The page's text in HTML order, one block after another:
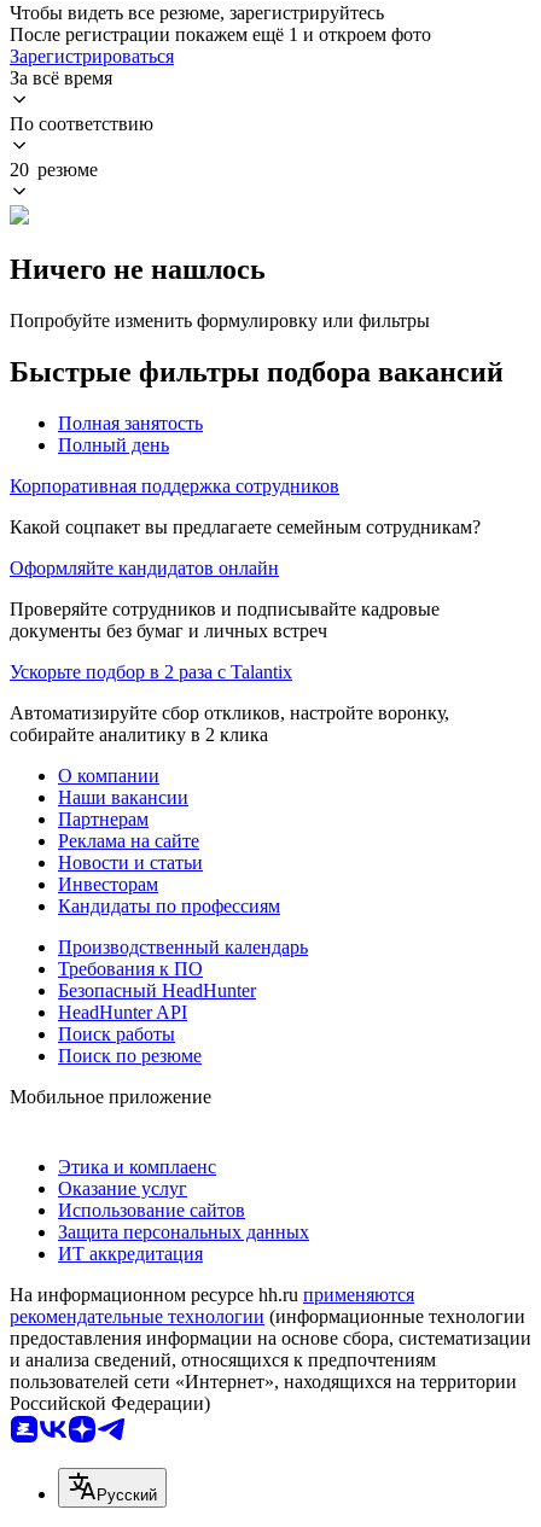
Чтобы видеть все резюме, зарегистрируйтесь
После регистрации покажем ещё 1 и откроем фото
Зарегистрироваться
За всё время
По соответствию
20 резюме
Ничего не нашлось
Попробуйте изменить формулировку или фильтры
Быстрые фильтры подбора вакансий
Полная занятость
Полный день
Корпоративная поддержка сотрудников
Какой соцпакет вы предлагаете семейным сотрудникам?
Оформляйте кандидатов онлайн
Проверяйте сотрудников и подписывайте кадровые
документы без бумаг и личных встреч
Ускорьте подбор в 2 раза с Talantix
Автоматизируйте сбор откликов, настройте воронку,
собирайте аналитику в 2 клика
О компании
Наши вакансии
Партнерам
Реклама на сайте
Новости и статьи
Инвесторам
Кандидаты по профессиям
Производственный календарь
Требования к ПО
Безопасный HeadHunter
HeadHunter API
Поиск работы
Поиск по резюме
Мобильное приложение
Этика и комплаенс
Оказание услуг
Использование сайтов
Защита персональных данных
ИТ аккредитация
На информационном ресурсе hh.ru применяются
рекомендательные технологии (информационные технологии
предоставления информации на основе сбора, систематизации
и анализа сведений, относящихся к предпочтениям
пользователей сети «Интернет», находящихся на территории
Российской Федерации)
Русский